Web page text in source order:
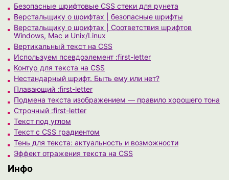
Безопасные шрифтовые CSS стеки для рунета
Верстальщику о шрифтах | безопасные шрифты
Верстальщику о шрифтах | Соответствия шрифтов
Windows, Mac и Unix/Linux
Вертикальный текст на CSS
Используем псевдоэлемент :first-letter
Контур для текста на CSS
Нестандарный шрифт. Быть ему или нет?
Плавающий :first-letter
Подмена текста изображением — правило хорошего тона
Строчный :first-letter
Текст под углом
Текст с CSS градиентом
Тень для текста: актуальность и возможности
Эффект отражения текста на CSS
Инфо